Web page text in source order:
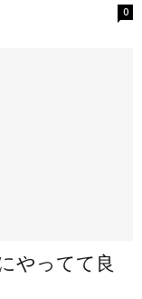
0
やってて良